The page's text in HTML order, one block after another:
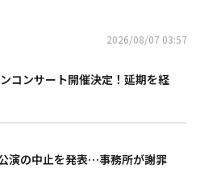
2026/08/07 03:57
コンサート開催決定！延期を経
演の中止を発表…事務所が謝罪